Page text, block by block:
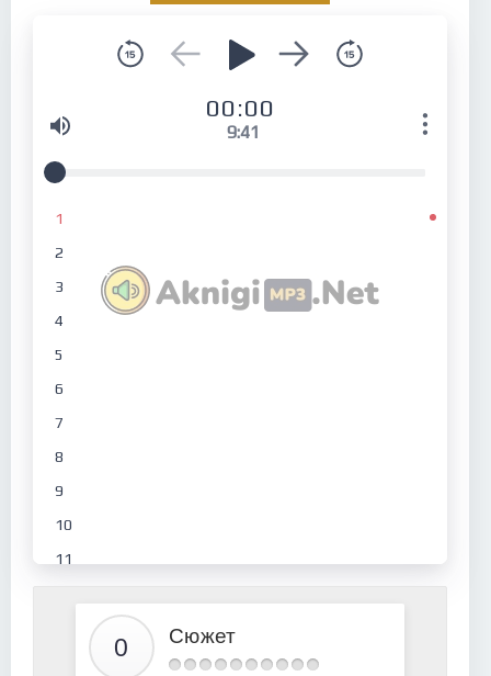
00:00
9:41
1
2
3
4
5
6
7
8
9
10
11
Сюжет